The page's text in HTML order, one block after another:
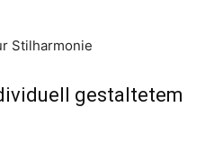
Stilharmonie
gestaltetem